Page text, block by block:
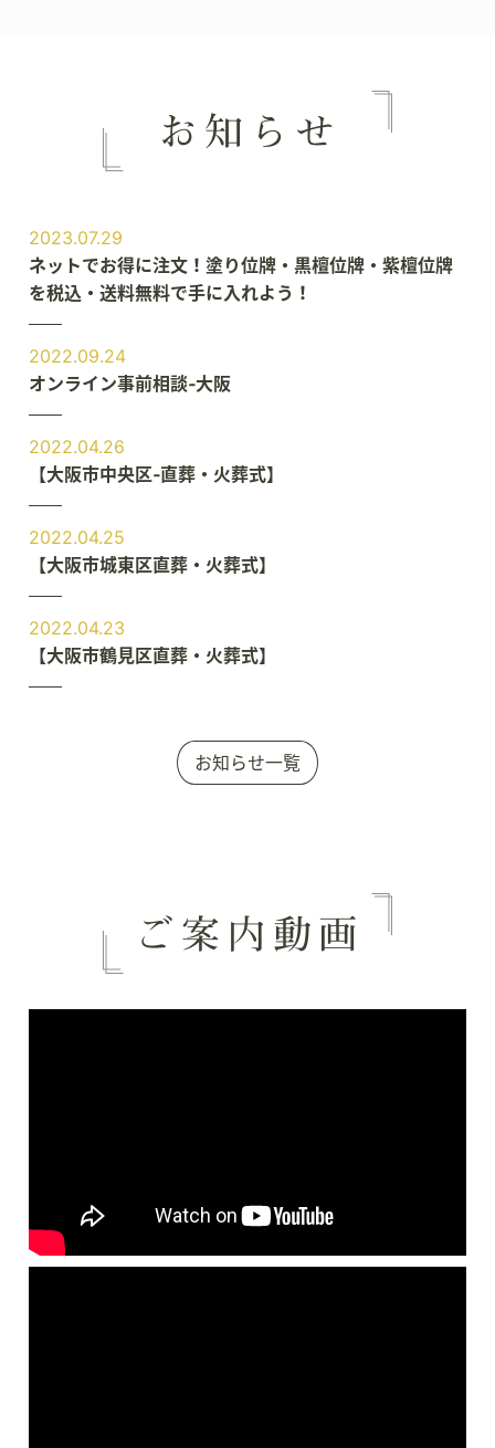
2023.07.29
ネットでお得に注文！塗り位牌・黒檀位牌・紫檀位牌
を税込・送料無料で手に入れよう！
2022.09.24
オンライン事前相談‐大阪
2022.04.26
【大阪市中央区‐直葬・火葬式】
2022.04.25
【大阪市城東区直葬・火葬式】
2022.04.23
【大阪市鶴見区直葬・火葬式】
お知らせ一覧